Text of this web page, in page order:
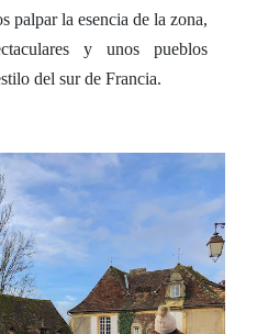
palpar la esencia de la zona,
y unos pueblos
del sur de Francia.